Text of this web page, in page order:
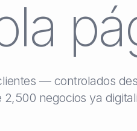
— controlados
negocios ya